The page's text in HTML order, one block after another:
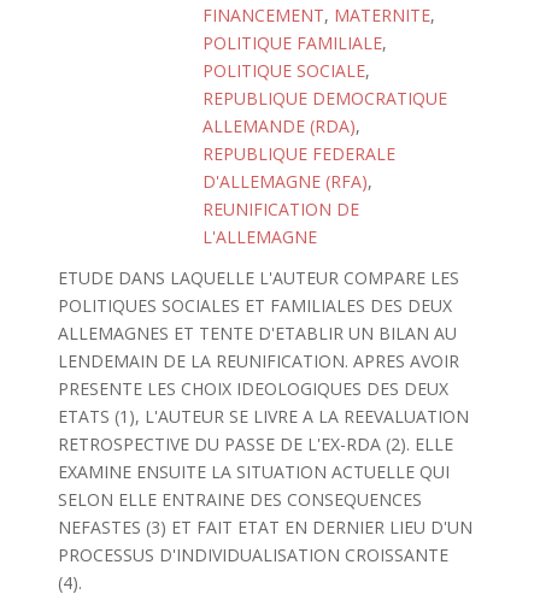
FINANCEMENT, MATERNITE,
POLITIQUE FAMILIALE,
POLITIQUE SOCIALE,
REPUBLIQUE DEMOCRATIQUE
ALLEMANDE (RDA),
REPUBLIQUE FEDERALE
D'ALLEMAGNE (RFA),
REUNIFICATION DE
L'ALLEMAGNE
ETUDE DANS LAQUELLE L'AUTEUR COMPARE LES
POLITIQUES SOCIALES ET FAMILIALES DES DEUX
ALLEMAGNES ET TENTE D'ETABLIR UN BILAN AU
LENDEMAIN DE LA REUNIFICATION. APRES AVOIR
PRESENTE LES CHOIX IDEOLOGIQUES DES DEUX
ETATS (1), L'AUTEUR SE LIVRE A LA REEVALUATION
RETROSPECTIVE DU PASSE DE L'EX-RDA (2). ELLE
EXAMINE ENSUITE LA SITUATION ACTUELLE QUI
SELON ELLE ENTRAINE DES CONSEQUENCES
NEFASTES (3) ET FAIT ETAT EN DERNIER LIEU D'UN
PROCESSUS D'INDIVIDUALISATION CROISSANTE
(4).